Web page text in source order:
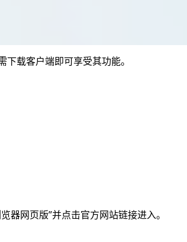
载客户端即可享受其功能。
器网页版”并点击官方网站链接进入。